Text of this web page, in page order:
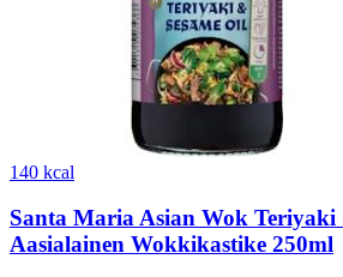
140 kcal
Santa Maria Asian Wok Teriyaki
Aasialainen Wokkikastike 250ml